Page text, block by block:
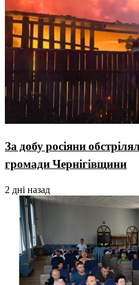
За добу росіяни
громади Чернігівщини
2 дні назад